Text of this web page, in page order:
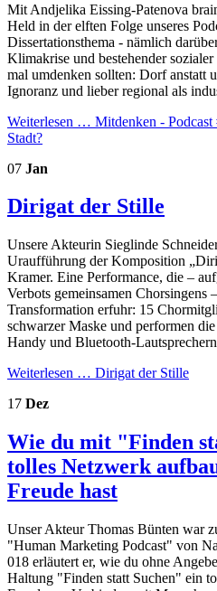
Mit Andjelika Eissing-Patenova
Held in der elften Folge unseres
Dissertationsthema - nämlich
Klimakrise und bestehender
mal umdenken sollten: Dorf anstatt
Ignoranz und lieber regional als
Weiterlesen … Mitdenken -
Stadt?
07 Jan
Dirigat der Stille
Unsere Akteurin Sieglinde
Uraufführung der Komposition
Kramer. Eine Performance, die –
Verbots gemeinsamen Chorsingens
Transformation erfuhr: 15
schwarzer Maske und performen
Handy und Bluetooth-
Weiterlesen … Dirigat der Stille
17 Dez
Wie du mit "Finden
tolles Netzwerk
Freude hast
Unser Akteur Thomas Bünten war
"Human Marketing Podcast" von
018 erläutert er, wie du ohne
Haltung "Finden statt Suchen" ein